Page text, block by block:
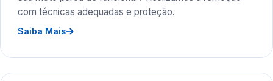
com técnicas adequadas e proteção.
Saiba Mais